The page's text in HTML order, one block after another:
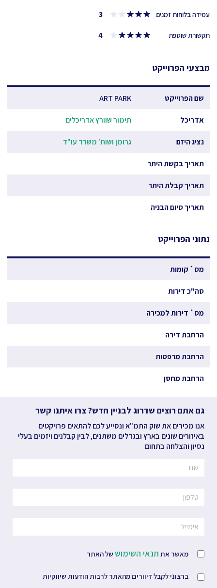
עמידה בלוחות זמנים 3
תקשורת שוטפת 4
מבצעי הפרוייקט
שם הפרוייקט ART PARK
אדריכל תימור שוורץ אדריכלים
נציג היזם גרומן ושות' משרד עו"ד
תאריך בקשת היתר
תאריך קבלת היתר
תאריך סיום הבניה
נתוני הפרוייקט
מס` קומות
סה"כ דירות
מס` דירות למכירה
הרחבת דירה
הרחבת מרפסות
הרחבת מחסן
גם אתם רוצים שדרוג לבניין חדש? צרו איתנו קשר
אנו מכירים את שוק התמ"א ונסייע לכם להתאים פרויקטים
באיזורים שונים בארץ ובגדלים משתנים, לבין קבלנים ויזמים בעלי
נסיון והצלחה בתחום
מאשר את תנאי השימוש של האתר
ברצוני לקבל דיוורים מהאתר לרבות הודעות שיווקיות